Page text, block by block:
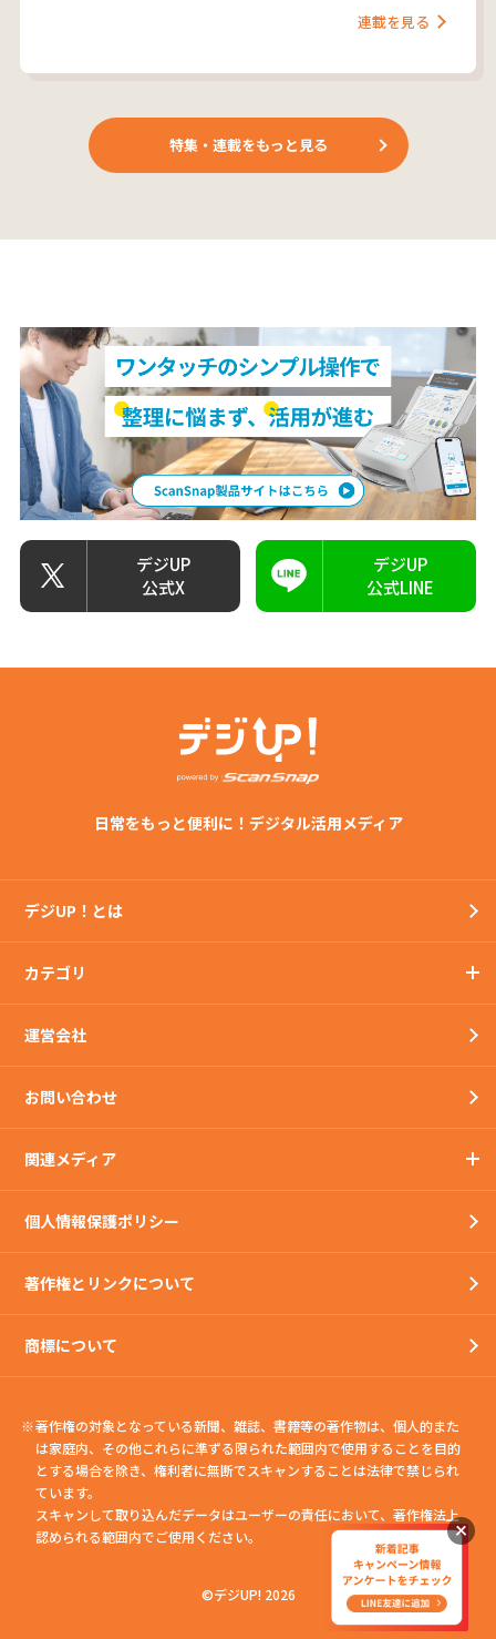
特集・連載をもっと見る
連載を見る
デジUP
公式X
デジUP
公式LINE
日常をもっと便利に！デジタル活用メディア
デジUP！とは
カテゴリ
運営会社
お問い合わせ
関連メディア
個人情報保護ポリシー
著作権とリンクについて
商標について
著作権の対象となっている新聞、雑誌、書籍等の著作物は、個人的また
は家庭内、 その他これらに準ずる限られた範囲内で使用することを目的
とする場合を除き、権利者に無断でスキャンすることは法律で禁じられ
ています。
スキャンして取り込んだデータはユーザーの責任において、著作権法上
認められる範囲内でご使用ください。
©デジUP! 2026